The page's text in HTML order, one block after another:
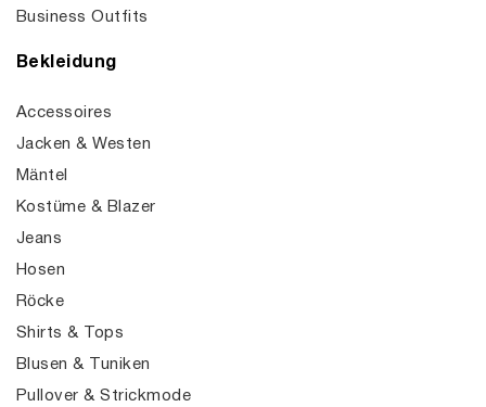
Business Outfits
Bekleidung
Accessoires
Jacken & Westen
Mäntel
Kostüme & Blazer
Jeans
Hosen
Röcke
Shirts & Tops
Blusen & Tuniken
Pullover & Strickmode